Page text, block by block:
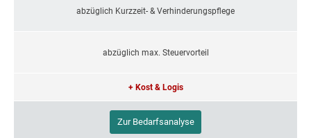
abzüglich Kurzzeit- & Verhinderungspflege
abzüglich max. Steuervorteil
+ Kost & Logis
Zur Bedarfsanalyse